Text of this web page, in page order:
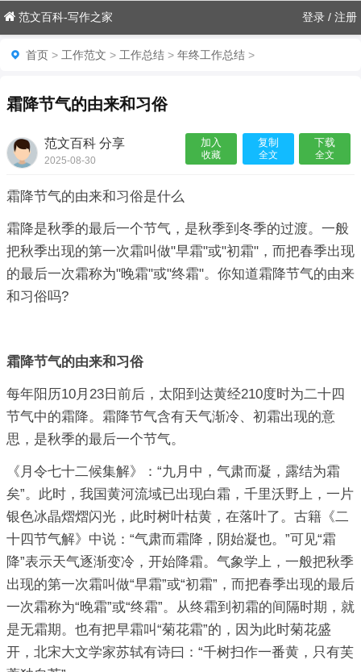
范文百科-写作之家 登录 / 注册
首页 > 工作范文 > 工作总结 > 年终工作总结 >
霜降节气的由来和习俗
范文百科 分享
2025-08-30
加入
收藏
复制
全文
下载
全文
霜降节气的由来和习俗是什么
霜降是秋季的最后一个节气，是秋季到冬季的过渡。一般
把秋季出现的第一次霜叫做"早霜"或"初霜"，而把春季出现
的最后一次霜称为"晚霜"或"终霜"。你知道霜降节气的由来
和习俗吗?
霜降节气的由来和习俗
每年阳历10月23日前后，太阳到达黄经210度时为二十四
节气中的霜降。霜降节气含有天气渐冷、初霜出现的意
思，是秋季的最后一个节气。
《月令七十二候集解》：“九月中，气肃而凝，露结为霜
矣”。此时，我国黄河流域已出现白霜，千里沃野上，一片
银色冰晶熠熠闪光，此时树叶枯黄，在落叶了。古籍《二
十四节气解》中说：“气肃而霜降，阴始凝也。”可见“霜
降”表示天气逐渐变冷，开始降霜。气象学上，一般把秋季
出现的第一次霜叫做“早霜”或“初霜”，而把春季出现的最后
一次霜称为“晚霜”或“终霜”。从终霜到初霜的间隔时期，就
是无霜期。也有把早霜叫“菊花霜”的，因为此时菊花盛
开，北宋大文学家苏轼有诗曰：“千树扫作一番黄，只有芙